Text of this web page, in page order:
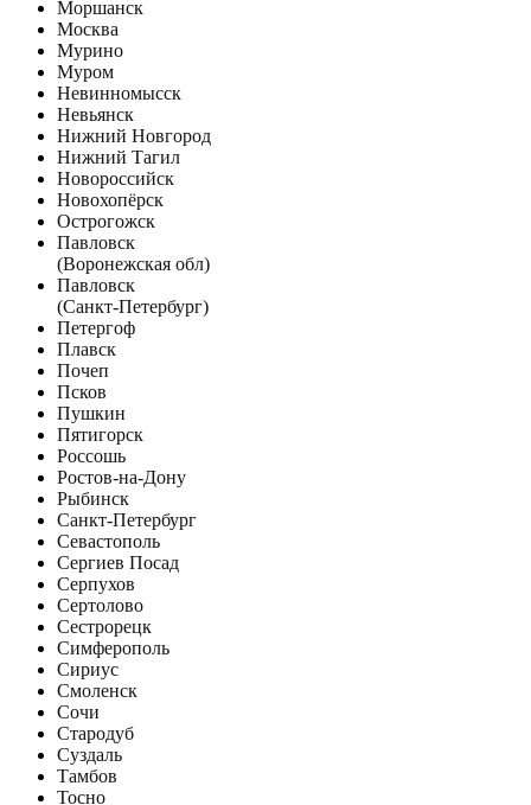
Моршанск
Москва
Мурино
Муром
Невинномысск
Невьянск
Нижний Новгород
Нижний Тагил
Новороссийск
Новохопёрск
Острогожск
Павловск
(Воронежская обл)
Павловск
(Санкт-Петербург)
Петергоф
Плавск
Почеп
Псков
Пушкин
Пятигорск
Россошь
Ростов-на-Дону
Рыбинск
Санкт-Петербург
Севастополь
Сергиев Посад
Серпухов
Сертолово
Сестрорецк
Симферополь
Сириус
Смоленск
Сочи
Стародуб
Суздаль
Тамбов
Тосно